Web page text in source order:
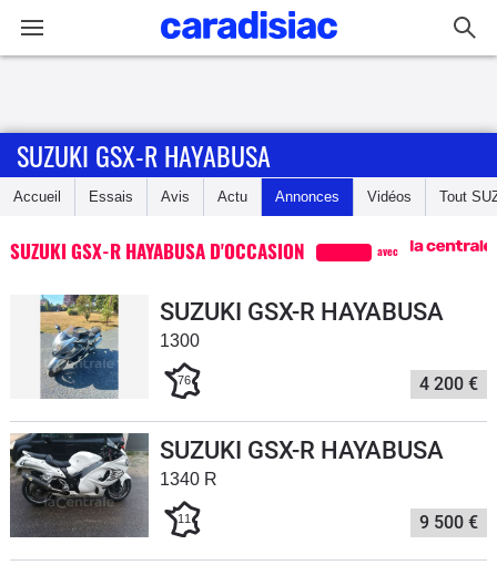
Accueil
Equipement
Avis
Forum
Scooters
&
SUZUKI GSX-R HAYABUSA
Accueil Essais Avis Actu Annonces Vidéos Tout
SUZUKI GSX-R HAYABUSA D'OCCASION avec
SUZUKI GSX-R HAYABUSA
1300
76 4 200 €
SUZUKI GSX-R HAYABUSA
1340 R
11 9 500 €